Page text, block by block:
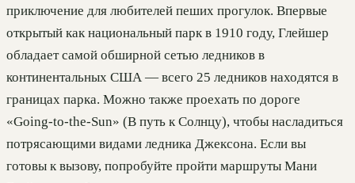
приключение для любителей пеших прогулок. Впервые
открытый как национальный парк в 1910 году, Глейшер
обладает самой обширной сетью ледников в
континентальных США — всего 25 ледников находятся в
границах парка. Можно также проехать по дороге
«Going-to-the-Sun» (В путь к Солнцу), чтобы насладиться
потрясающими видами ледника Джексона. Если вы
готовы к вызову, попробуйте пройти маршруты Мани